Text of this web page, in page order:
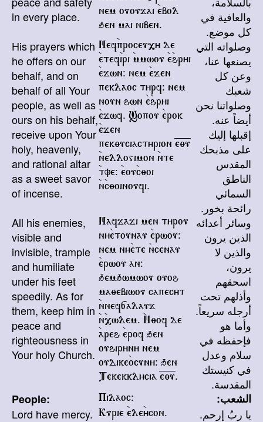
in every place.
nem ououjai `ebol
qen mai niben.
والعافية في
كل موضع.
His prayers which
he offers on our
behalf, and on
behalf of all Your
people, as well as
ours on his behalf,
receive upon Your
holy, heavenly,
and rational altar
as a sweet savor
of incense.
Nef`proceu,y de
`etef`iri `mmwou `e`hryi
`ejwn@ nem `ejen
peklaoc tyrf@ nem
noun hwn `e`hryi
`ejwf. Sopou `erok
`ejen
pek;uciactyrion =e=;=u
`nellogimon `nte
`tve@ `eou`c;oi
`n`c;oinoufi.
وصلواته التي
يصنعها عنا،
وعن كل
شعبك
وصلواتنا نحن
أيضاً عنه.
إقبلها إليك
على مذبحك
المقدس
الناطق
السمائي
رائحة بخور.
All his enemies,
visible and
invisible, trample
and humiliate
under his feet
speedily. As for
them, keep him in
peace and
righteousness in
Your holy Church.
Nafjaji men tyrou
ny`etounau `erwou@
nem ny`ete `ncenau
`erwou an@
qemqwmwou ouoh
ma;ebiwou capecyt
`nnef[alauj
`n`,wlem. `N;of de
`areh `erof qen
ouhiryny nem
oudike`ocuny@ qen
Tekekklycia =e=;=u.
وسائر أعدائه
الذين يرون
والذين لا
يرون،
اسحقهم
وأذلهم تحت
أرجله سريعاً.
وأما هو
فإحفظه في
سلام وعدل
في كنيستك
المقدسة.
People:
Pilaoc@
الشعب:
Lord have mercy.
Kurie `ele`ycon. يا ربُ إرحم.